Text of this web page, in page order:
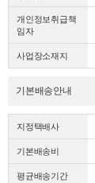
개인정보취급책
임자
사업장소재지
기본배송안내
지정택배사
기본배송비
평균배송기간